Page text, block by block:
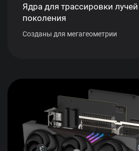
Ядра для трассировки лучей
поколения
Созданы для мегагеометрии